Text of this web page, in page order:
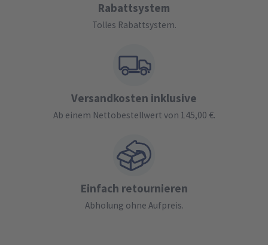
Rabattsystem
Tolles Rabattsystem.
Versandkosten inklusive
Ab einem Nettobestellwert von 145,00 €.
Einfach retournieren
Abholung ohne Aufpreis.